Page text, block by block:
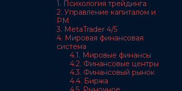
1. Психология трейдинга
2. Управление капиталом и
РМ
3. MetaTrader 4/5
4. Мировая финансовая
система
4.1. Мировые финансы
4.2. Финансовые центры
4.3. Финансовый рынок
4.4. Биржа